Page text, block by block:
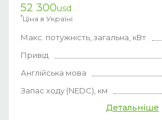
52 300usd
*Ціна в Україні
Макс. потужність, загальна, кВт
Привід
Англійська мова
Запас ходу (NEDC), км
Детальніше